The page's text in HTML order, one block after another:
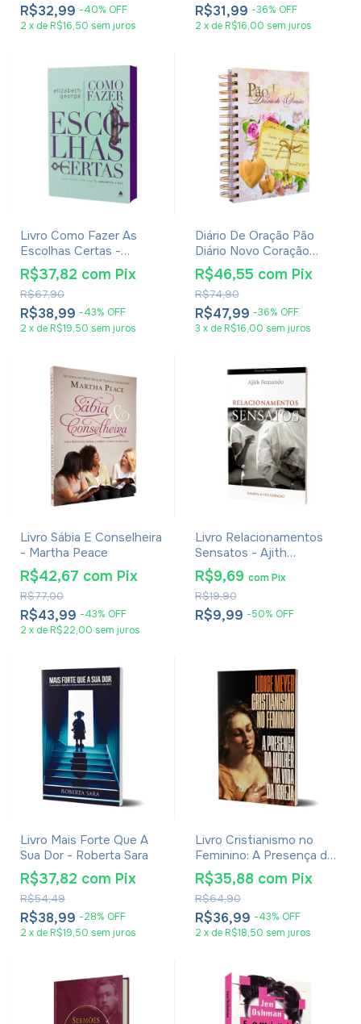
R$32,99 -40% OFF
2 x de R$16,50 sem juros
R$31,99 -36% OFF
2 x de R$16,00 sem juros
Livro Como Fazer As
Escolhas Certas -
Elizabeth George
R$38,99 -43% OFF
R$67,90
R$37,82 com Pix
2 x de R$19,50 sem juros
Diário De Oração Pão
Diário Novo Coração
Devocional
R$47,99 -36% OFF
R$74,90
R$46,55 com Pix
3 x de R$16,00 sem juros
Livro Sábia E Conselheira
- Martha Peace
R$43,99 -43% OFF
R$77,00
R$42,67 com Pix
2 x de R$22,00 sem juros
Livro Relacionamentos
Sensatos - Ajith
Fernando
R$9,99 -50% OFF
R$19,90
R$9,69 com Pix
Livro Mais Forte Que A
Sua Dor - Roberta Sara
R$38,99 -28% OFF
R$54,49
R$37,82 com Pix
2 x de R$19,50 sem juros
Livro Cristianismo no
Feminino: A Presença da
Mulher na Vida da Igreja -
Lidice Meyer
R$36,99 -43% OFF
R$64,90
R$35,88 com Pix
2 x de R$18,50 sem juros